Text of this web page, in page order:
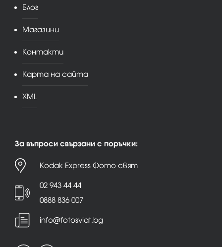
Блог
Магазини
Контакти
Карта на сайта
XML
За въпроси свързани с поръчки:
Kodak Express Фото свят
02 943 44 44
0888 836 007
info@fotosviat.bg